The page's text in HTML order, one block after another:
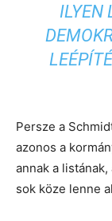
ILYEN
Persze a
azonos a
annak a
sok köze lenne